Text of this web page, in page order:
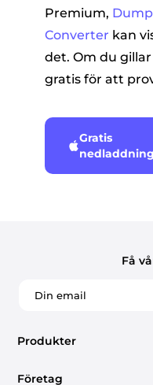
Premium,
Converter kan
det. Om du
gratis för att
Gratis
nedladdning
Produkter
Företag
Få